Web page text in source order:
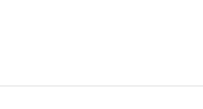
的毛孩的各種生理需要，全方位